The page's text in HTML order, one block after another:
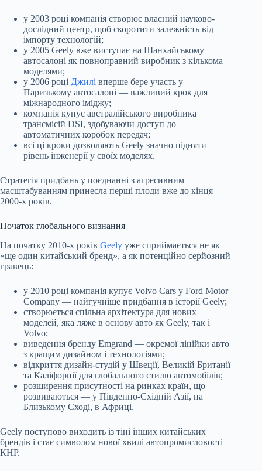
у 2003 році компанія створює власний науково-
дослідний центр, щоб скоротити залежність від
імпорту технологій;
у 2005 Geely вже виступає на Шанхайському
автосалоні як повноправний виробник з кількома
моделями;
у 2006 році Джилі вперше бере участь у
Паризькому автосалоні — важливий крок для
міжнародного іміджу;
компанія купує австралійського виробника
трансмісій DSI, здобуваючи доступ до
автоматичних коробок передач;
всі ці кроки дозволяють Geely значно підняти
рівень інженерії у своїх моделях.
Стратегія придбань у поєднанні з агресивним
масштабуванням принесла перші плоди вже до кінця
2000-х років.
Початок глобального визнання
На початку 2010-х років Geely уже сприймається не як
«ще один китайський бренд», а як потенційно серйозний
гравець:
у 2010 році компанія купує Volvo Cars у Ford Motor
Company — найгучніше придбання в історії Geely;
створюється спільна архітектура для нових
моделей, яка ляже в основу авто як Geely, так і
Volvo;
виведення бренду Emgrand — окремої лінійки авто
з кращим дизайном і технологіями;
відкриття дизайн-студій у Швеції, Великій Британії
та Каліфорнії для глобального стилю автомобілів;
розширення присутності на ринках країн, що
розвиваються — у Південно-Східній Азії, на
Близькому Сході, в Африці.
Geely поступово виходить із тіні інших китайських
брендів і стає символом нової хвилі автопромисловості
КНР.